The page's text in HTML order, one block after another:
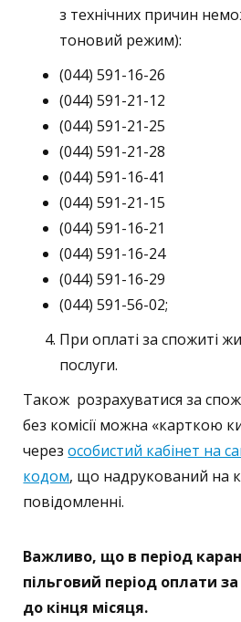
з технічних причин
тоновий режим):
(044) 591-16-26
(044) 591-21-12
(044) 591-21-25
(044) 591-21-28
(044) 591-16-41
(044) 591-21-15
(044) 591-16-21
(044) 591-16-24
(044) 591-16-29
(044) 591-56-02;
При оплаті за спожиті
послуги.
Також розрахуватися за
без комісії можна «карткою
черезособистий кабінет на
кодом, що надрукований на
повідомленні.
Важливо, що в період
пільговий період оплати
до кінця місяця.